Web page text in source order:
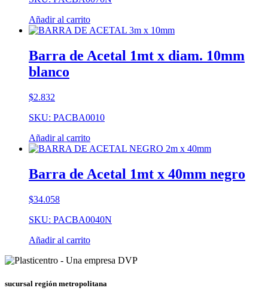
Añadir al carrito
Barra de Acetal 1mt x diam. 10mm
blanco
$2.832
SKU: PACBA0010
Añadir al carrito
Barra de Acetal 1mt x 40mm negro
$34.058
SKU: PACBA0040N
Añadir al carrito
sucursal región metropolitana